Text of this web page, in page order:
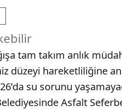
tam takım anlık
düzeyi hareketliliğine
su sorunu
Asfalt